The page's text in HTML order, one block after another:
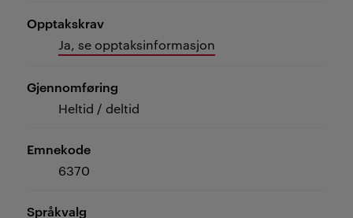
Opptakskrav
Ja, se opptaksinformasjon
Gjennomføring
Heltid / deltid
Emnekode
6370
Språkvalg